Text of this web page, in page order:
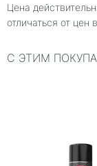
Цена
отличаться от цен
С ЭТИМ